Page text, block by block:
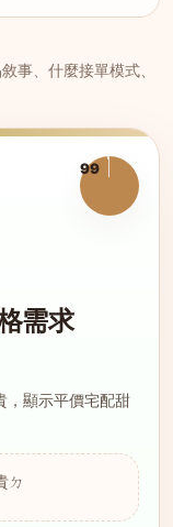
事、什麼接單模式、
99
需求
，顯示平價宅配甜
ㄉ